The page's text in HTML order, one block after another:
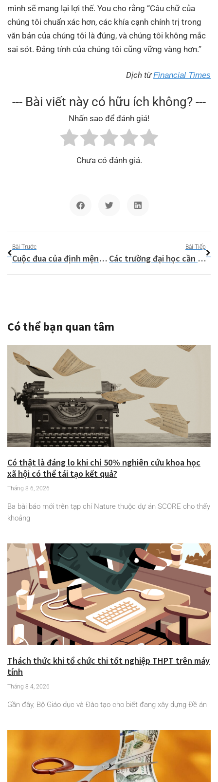
mình sẽ mang lại lợi thế. You cho rằng “Câu chữ của
chúng tôi chuẩn xác hơn, các khía cạnh chính trị trong
văn bản của chúng tôi là đúng, và chúng tôi không mắc
sai sót. Đảng tính của chúng tôi cũng vững vàng hơn.”
Dịch từFinancial Times
--- Bài viết này có hữu ích không? ---
Nhấn sao để đánh giá!
Chưa có đánh giá.
Bài Trước
Cuộc đua của định mệnh: Phía sau những đấu trường học thuật khốc liệt nhất thế giới
Bài Tiếp
Các trường đại học cần định nghĩa lại hành vi gian lận trong kỷ nguyên AI
Có thể bạn quan tâm
Có thật là đáng lo khi chỉ 50% nghiên cứu khoa học
xã hội có thể tái tạo kết quả?
Tháng 8 6, 2026
Ba bài báo mới trên tạp chí Nature thuộc dự án SCORE cho thấy
khoảng
Thách thức khi tổ chức thi tốt nghiệp THPT trên máy
tính
Tháng 8 4, 2026
Gần đây, Bộ Giáo dục và Đào tạo cho biết đang xây dựng Đề án